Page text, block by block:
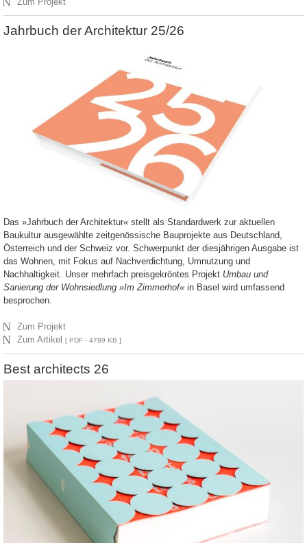
Jahrbuch der Architektur 25/26
Das »Jahrbuch der Architektur« stellt als Standardwerk zur aktuellen
Baukultur ausgewählte zeitgenössische Bauprojekte aus Deutschland,
Österreich und der Schweiz vor. Schwerpunkt der diesjährigen Ausgabe ist
das Wohnen, mit Fokus auf Nachverdichtung, Umnutzung und
Nachhaltigkeit. Unser mehrfach preisgekröntes Projekt Umbau und
Sanierung der Wohnsiedlung »Im Zimmerhof« in Basel wird umfassend
besprochen.
N Zum Projekt
N Zum Artikel[ PDF - 4789 KB ]
Best architects 26